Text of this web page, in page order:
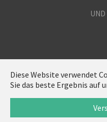
Diese Website verwendet
Sie das beste Ergebnis auf